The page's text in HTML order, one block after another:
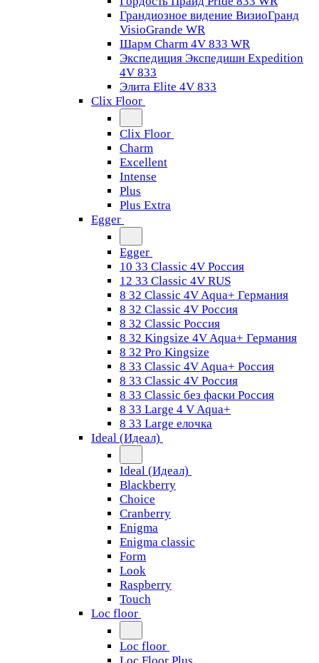
Грандиозное видение ВизиоГранд
VisioGrande WR
Шарм Charm 4V 833 WR
Экспедиция Экспедишн Expedition
4V 833
Элита Elite 4V 833
Clix Floor
Clix Floor
Charm
Excellent
Intense
Plus
Plus Extra
Egger
Egger
10 33 Classic 4V Россия
12 33 Classic 4V RUS
8 32 Classic 4V Aqua+ Германия
8 32 Classic 4V Россия
8 32 Classic Россия
8 32 Kingsize 4V Aqua+ Германия
8 32 Pro Kingsize
8 33 Classic 4V Aqua+ Россия
8 33 Classic 4V Россия
8 33 Classic без фаски Россия
8 33 Large 4 V Aqua+
8 33 Large елочка
Ideal (Идеал)
Ideal (Идеал)
Blackberry
Choice
Cranberry
Enigma
Enigma classic
Form
Look
Raspberry
Touch
Loc floor
Loc floor